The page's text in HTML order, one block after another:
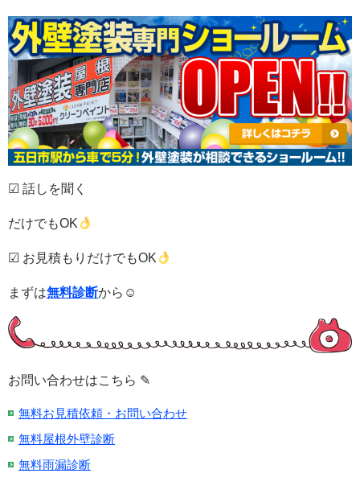
☑ 話しを聞く
だけでもOK
☑ お見積もりだけでもOK
まずは無料診断から☺
お問い合わせはこちら ✎
無料お見積依頼・お問い合わせ
無料屋根外壁診断
無料雨漏診断